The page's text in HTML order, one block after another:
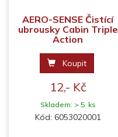
AERO-SENSE Čistící
ubrousky Cabin Triple
Action
Koupit
12,- Kč
Skladem: > 5 ks
Kód: 6053020001